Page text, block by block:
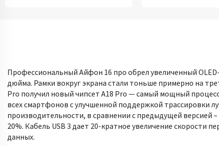
Профессиональный Айфон 16 про обрел увеличенный
дюйма. Рамки вокруг экрана стали тоньше примерно на
Pro получил новый чипсет A18 Pro — самый мощный
всех смартфонов с улучшенной поддержкой трассировки
производительности, в сравнении с предыдущей версией
20%. Кабель USB 3 дает 20-кратное увеличение скорости
данных.